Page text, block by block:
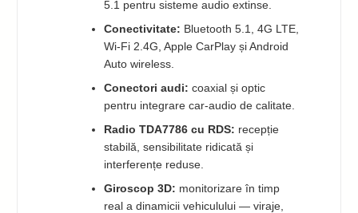
5.1 pentru sisteme audio extinse.
Conectivitate: Bluetooth 5.1, 4G LTE,
Wi-Fi 2.4G, Apple CarPlay și Android
Auto wireless.
Conectori audi: coaxial și optic
pentru integrare car-audio de calitate.
Radio TDA7786 cu RDS: recepție
stabilă, sensibilitate ridicată și
interferențe reduse.
Giroscop 3D: monitorizare în timp
real a dinamicii vehiculului — viraje,